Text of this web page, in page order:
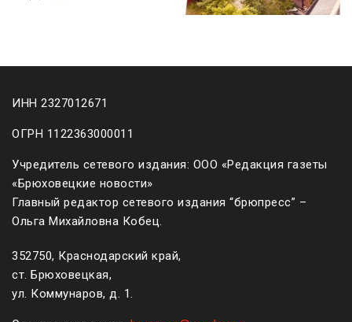
ИНН 2327012671
ОГРН 1122363000011
Учредитель сетевого издания: ООО «Редакция газеты
«Брюховецкие новости»
Главный редактор сетевого издания “брюпресс” –
Ольга Михайловна Кобец.
352750, Краснодарский край,
ст. Брюховецкая,
ул. Коммунаров, д. 1.